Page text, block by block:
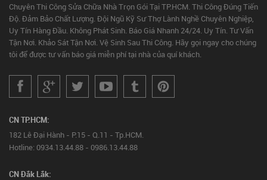
Chuyên Thi Công Sửa Chữa Nhà Trọn Gói Tại TP.HCM. Thi Công Đúng Tiến
Độ. Đảm Bảo Chất Lượng. Đội Ngũ Kỹ Sư Thợ Lành Nghề Chuyên Nghiệp,
Uy Tín Hàng Đầu. Không Phát Sinh. Báo Giá Nhanh 24/24. Uy Tín. Tư Vấn
Tận Nơi. Khảo Sát Tận Nơi. Vệ Sinh Sau Thi Công. Hãy gọi ngay cho chúng
tôi để được tư vấn báo giá miễn phí tại nhà của quí khách.
CN TP.HCM:
182 Lê Đại Hành - P.15 - Q.11 - Tp.HCM.
Hotline: 0934.13.44.88 - 0986.13.44.88
CN Đắk Lắk: